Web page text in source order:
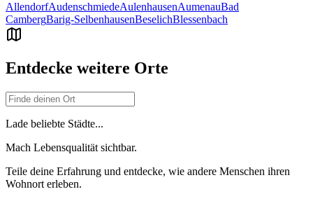
AllendorfAudenschmiedeAulenhausenAumenauBad
CambergBarig-SelbenhausenBeselichBlessenbach
Entdecke weitere Orte
Lade beliebte Städte...
Mach Lebensqualität sichtbar.
Teile deine Erfahrung und entdecke, wie andere Menschen ihren
Wohnort erleben.